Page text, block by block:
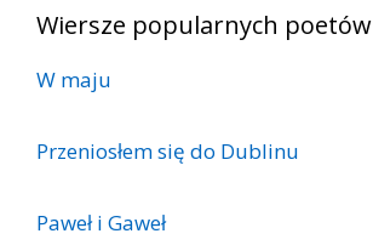
Wiersze popularnych poetów
W maju
Przeniosłem się do Dublinu
Paweł i Gaweł